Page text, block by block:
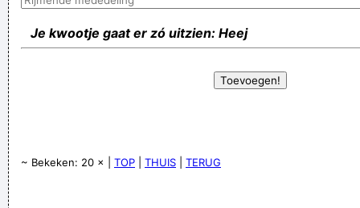
Je kwootje gaat er zó uitzien: Heej
~ Bekeken: 20 × | TOP THUIS TERUG